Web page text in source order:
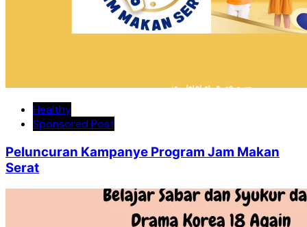
Healthy
Sponsored Post
Peluncuran Kampanye Program Jam Makan
Serat